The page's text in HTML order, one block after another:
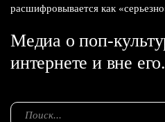
расшифровывается как
Медиа о поп-
интернете и вне его.